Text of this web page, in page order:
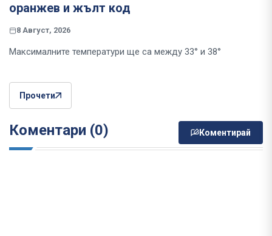
оранжев и жълт код
8 Август, 2026
Максималните температури ще са между 33° и 38°
Прочети
Коментари (0) Коментирай